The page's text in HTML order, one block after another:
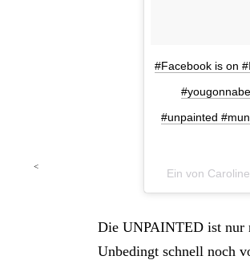
Post
navigation
<
#Facebook is on
#unpainted
Ein von
Die UNPAINTED ist nur
Unbedingt schnell noch